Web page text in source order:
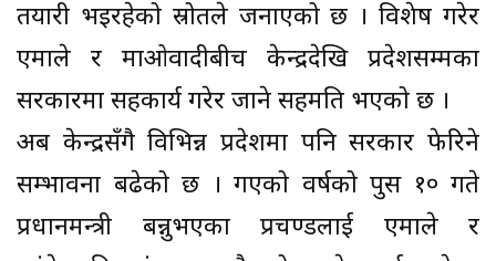
तयारी भइरहेको स्रोतले जनाएको छ । विशेष गरेर
एमाले र माओवादीबीच केन्द्रदेखि प्रदेशसम्मका
सरकारमा सहकार्य गरेर जाने सहमति भएको छ ।
अब केन्द्रसँगै विभिन्न प्रदेशमा पनि सरकार फेरिने
सम्भावना बढेको छ । गएको वर्षको पुस १० गते
प्रधानमन्त्री बन्नुभएका प्रचण्डलाई एमाले र